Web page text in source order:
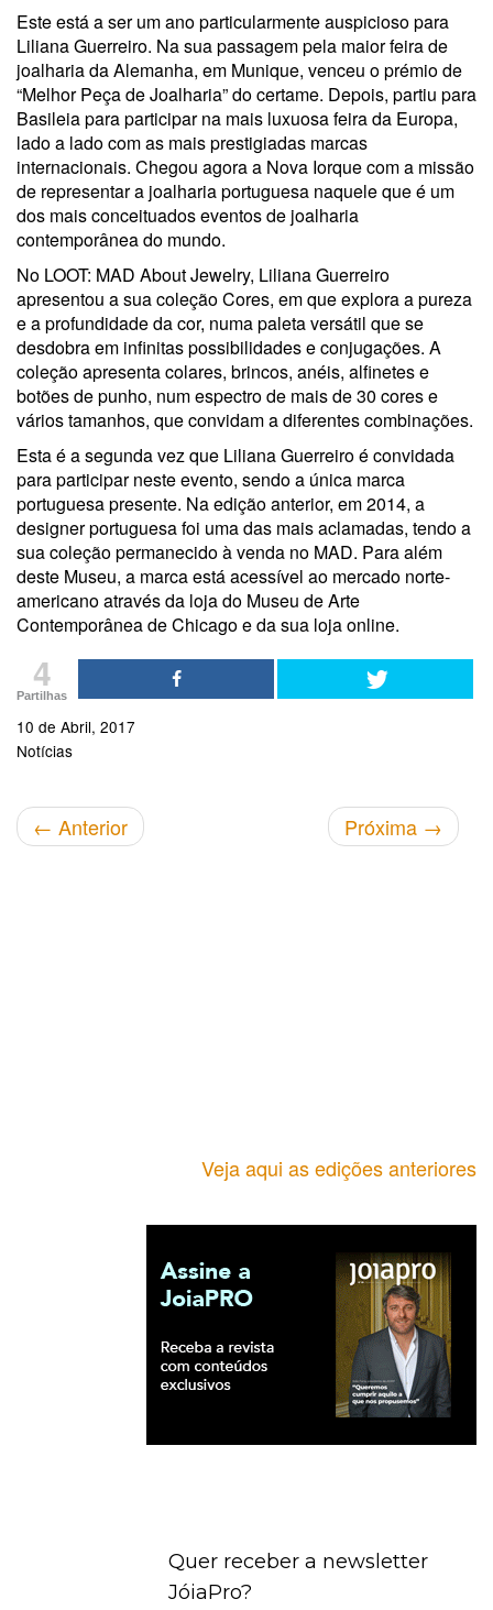
Este está a ser um ano particularmente auspicioso para
Liliana Guerreiro. Na sua passagem pela maior feira de
joalharia da Alemanha, em Munique, venceu o prémio de
“Melhor Peça de Joalharia” do certame. Depois, partiu para
Basileia para participar na mais luxuosa feira da Europa,
lado a lado com as mais prestigiadas marcas
internacionais. Chegou agora a Nova Iorque com a missão
de representar a joalharia portuguesa naquele que é um
dos mais conceituados eventos de joalharia
contemporânea do mundo.
No LOOT: MAD About Jewelry, Liliana Guerreiro
apresentou a sua coleção Cores, em que explora a pureza
e a profundidade da cor, numa paleta versátil que se
desdobra em infinitas possibilidades e conjugações. A
coleção apresenta colares, brincos, anéis, alfinetes e
botões de punho, num espectro de mais de 30 cores e
vários tamanhos, que convidam a diferentes combinações.
Esta é a segunda vez que Liliana Guerreiro é convidada
para participar neste evento, sendo a única marca
portuguesa presente. Na edição anterior, em 2014, a
designer portuguesa foi uma das mais aclamadas, tendo a
sua coleção permanecido à venda no MAD. Para além
deste Museu, a marca está acessível ao mercado norte-
americano através da loja do Museu de Arte
Contemporânea de Chicago e da sua loja online.
4
Partilhas
10 de Abril, 2017
Notícias
← Anterior Próxima →
Veja aqui as edições anteriores